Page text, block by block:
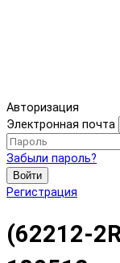
Авторизация
Электронная почта
Забыли пароль?
Войти
Регистрация
(62212-